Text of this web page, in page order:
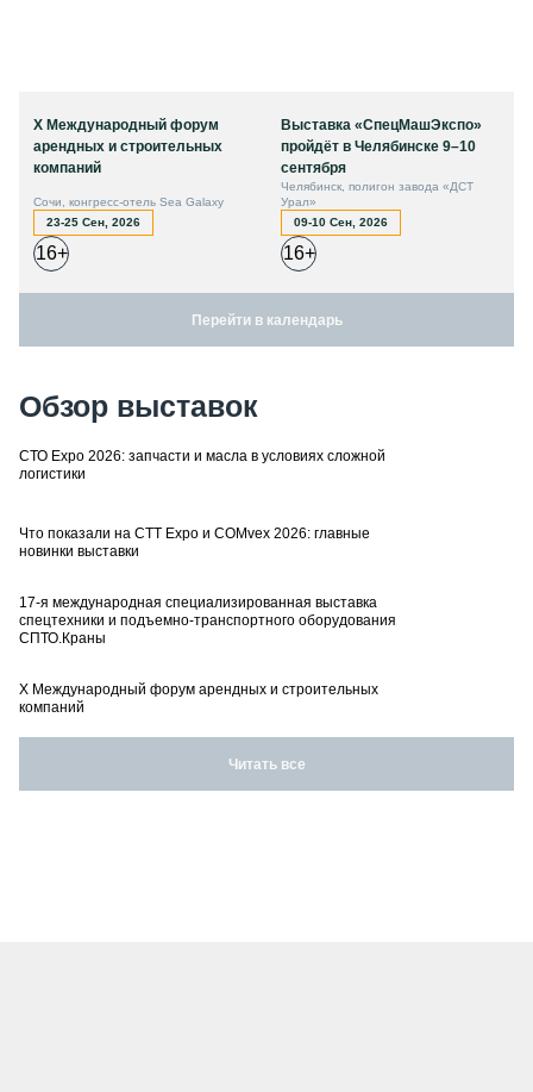
X Международный форум
арендных и строительных
компаний
Сочи, конгресс-отель Sea Galaxy
23-25 Сен, 2026
16+
Выставка «СпецМашЭкспо»
пройдёт в Челябинске 9–10
сентября
Челябинск, полигон завода «ДСТ
Урал»
09-10 Сен, 2026
16+
Перейти в календарь
Обзор выставок
СТО Expo 2026: запчасти и масла в условиях сложной
логистики
Что показали на CTT Expo и COMvex 2026: главные
новинки выставки
17-я международная специализированная выставка
спецтехники и подъемно-транспортного оборудования
СПТО.Краны
X Международный форум арендных и строительных
компаний
Читать все